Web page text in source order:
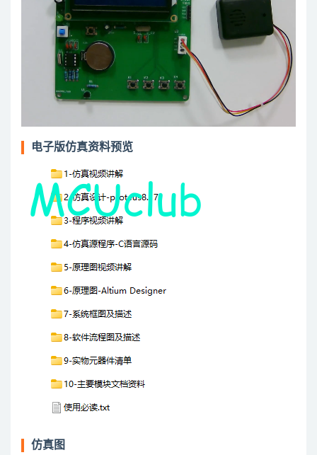
电子版仿真资料预览
仿真图